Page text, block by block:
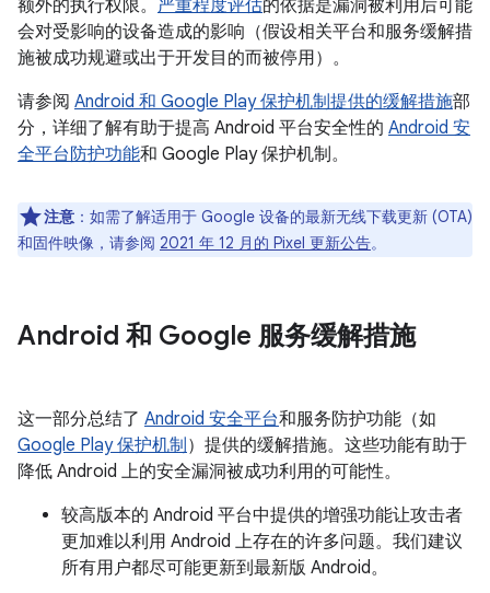
额外的执行权限。 严重程度评估的依据是漏洞被利用后可能
会对受影响的设备造成的影响（假设相关平台和服务缓解措
施被成功规避或出于开发目的而被停用）。
请参阅 Android 和 Google Play 保护机制提供的缓解措施部
分，详细了解有助于提高 Android 平台安全性的 Android 安
全平台防护功能和 Google Play 保护机制。
注意 ：如需了解适用于 Google 设备的最新无线下载更新 (OTA)
和固件映像，请参阅 2021 年 12 月的 Pixel 更新公告。
Android 和 Google 服务缓解措施
这一部分总结了 Android 安全平台和服务防护功能（如
Google Play 保护机制 ）提供的缓解措施。这些功能有助于
降低 Android 上的安全漏洞被成功利用的可能性。
较高版本的 Android 平台中提供的增强功能让攻击者
更加难以利用 Android 上存在的许多问题。我们建议
所有用户都尽可能更新到最新版 Android。